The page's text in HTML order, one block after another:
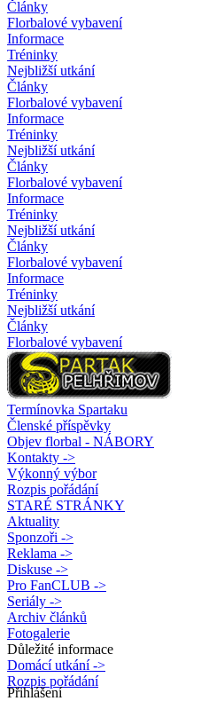
Články
Florbalové vybavení
Informace
Tréninky
Nejbližší utkání
Články
Florbalové vybavení
Informace
Tréninky
Nejbližší utkání
Články
Florbalové vybavení
Informace
Tréninky
Nejbližší utkání
Články
Florbalové vybavení
Informace
Tréninky
Nejbližší utkání
Články
Florbalové vybavení
Termínovka Spartaku
Členské příspěvky
Objev florbal - NÁBORY
Kontakty ->
Výkonný výbor
Rozpis pořádání
STARÉ STRÁNKY
Aktuality
Sponzoři ->
Reklama ->
Diskuse ->
Pro FanCLUB ->
Seriály ->
Archiv článků
Fotogalerie
Důležité informace
Domácí utkání ->
Rozpis pořádání
Přihlášení